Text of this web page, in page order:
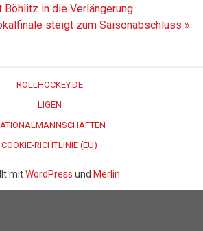
Böhlitz in die Verlängerung
steigt zum Saisonabschluss »
ROLLHOCKEY.DE
LIGEN
COOKIE-RICHTLINIE (EU)
mitWordPress und Merlin